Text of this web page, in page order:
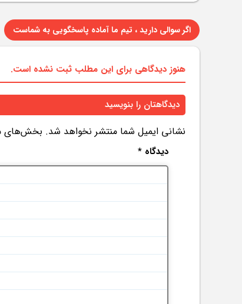
اگر سوالی دارید ، تیم ما آماده پاسخگویی به شماست
هنوز دیدگاهی برای این مطلب ثبت نشده است.
دیدگاهتان را بنویسید
نشانی ایمیل شما منتشر نخواهد شد. بخش‌های
دیدگاه *